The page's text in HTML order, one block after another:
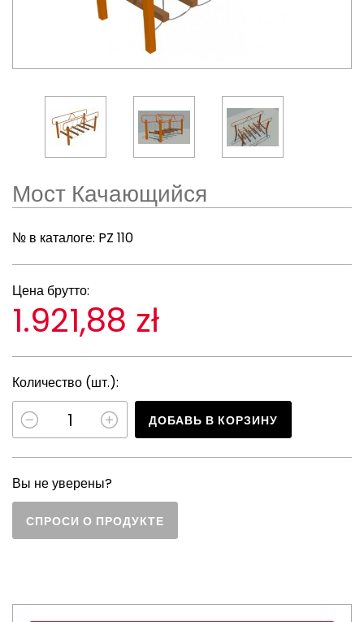
Мост Качающийся
№ в каталоге: PZ 110
Цена брутто:
1.921,88 zł
Количество (шт.):
ДОБАВЬ В КОРЗИНУ
Вы не уверены?
СПРОСИ О ПРОДУКТЕ